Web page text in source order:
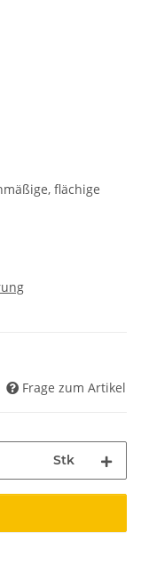
flächige
Frage zum Artikel
Stk